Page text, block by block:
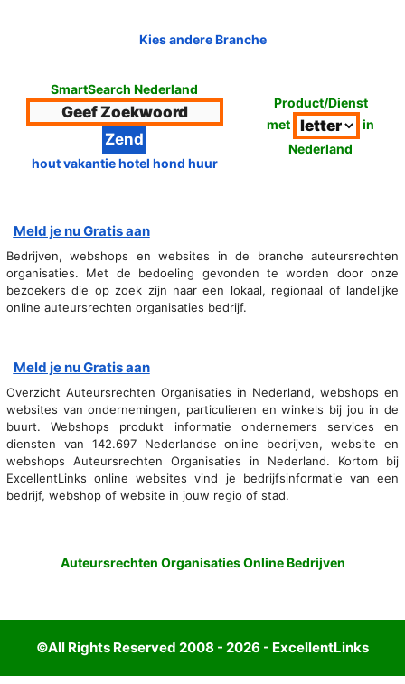
Kies andere Branche
SmartSearch Nederland
hout vakantie hotel hond huur
Product/Dienst
met
in
Nederland
Meld je nu Gratis aan
Bedrijven, webshops en websites in de branche auteursrechten
organisaties. Met de bedoeling gevonden te worden door onze
bezoekers die op zoek zijn naar een lokaal, regionaal of landelijke
online auteursrechten organisaties bedrijf.
Meld je nu Gratis aan
Overzicht Auteursrechten Organisaties in Nederland, webshops en
websites van ondernemingen, particulieren en winkels bij jou in de
buurt. Webshops produkt informatie ondernemers services en
diensten van 142.697 Nederlandse online bedrijven, website en
webshops Auteursrechten Organisaties in Nederland. Kortom bij
ExcellentLinks online websites vind je bedrijfsinformatie van een
bedrijf, webshop of website in jouw regio of stad.
Auteursrechten Organisaties Online Bedrijven
©All Rights Reserved 2008 - 2026 - ExcellentLinks